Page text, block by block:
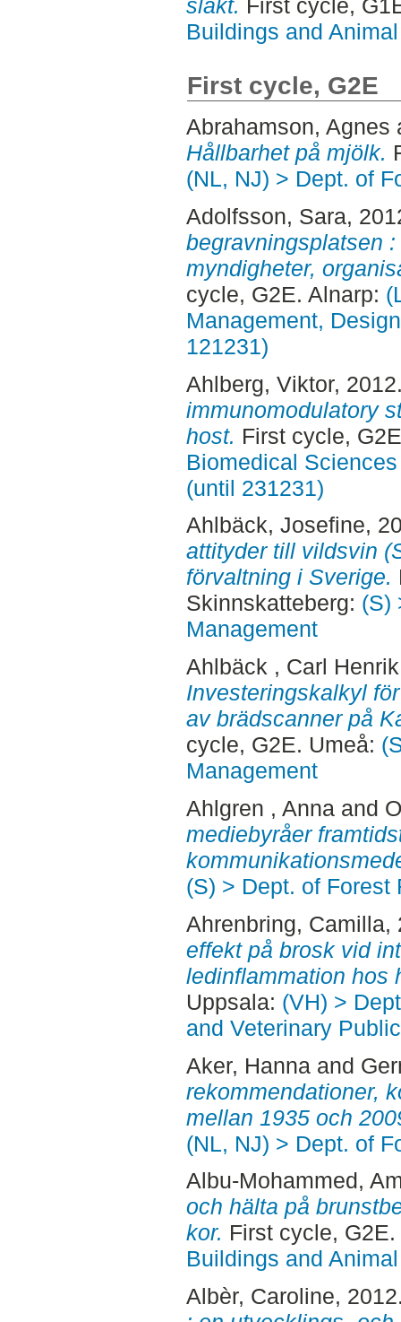
slakt. First cycle,
Buildings and
First cycle, G2E
Abrahamson, Agnes
Hållbarhet på mjölk.
(NL, NJ) > Dept. of
Adolfsson, Sara,
begravningsplatsen
myndigheter,
cycle, G2E. Alnarp:
Management,
121231)
Ahlberg, Viktor,
immunomodulatory
host. First cycle,
Biomedical
(until 231231)
Ahlbäck, Josefine,
attityder till vildsvin
förvaltning i Sverige.
Skinnskatteberg: (S)
Management
Ahlbäck , Carl Henrik
Investeringskalkyl
av brädscanner på
cycle, G2E. Umeå:
Management
Ahlgren , Annaand
mediebyråer
(S) > Dept. of Forest
Ahrenbring, Camilla,
effekt på brosk vid
ledinflammation hos
Uppsala: (VH) >
and Veterinary
Aker, Hannaand
rekommendationer,
mellan 1935 och
(NL, NJ) > Dept. of
Albu-Mohammed,
och hälta på
kor. First cycle,
Buildings and
Albèr, Caroline,